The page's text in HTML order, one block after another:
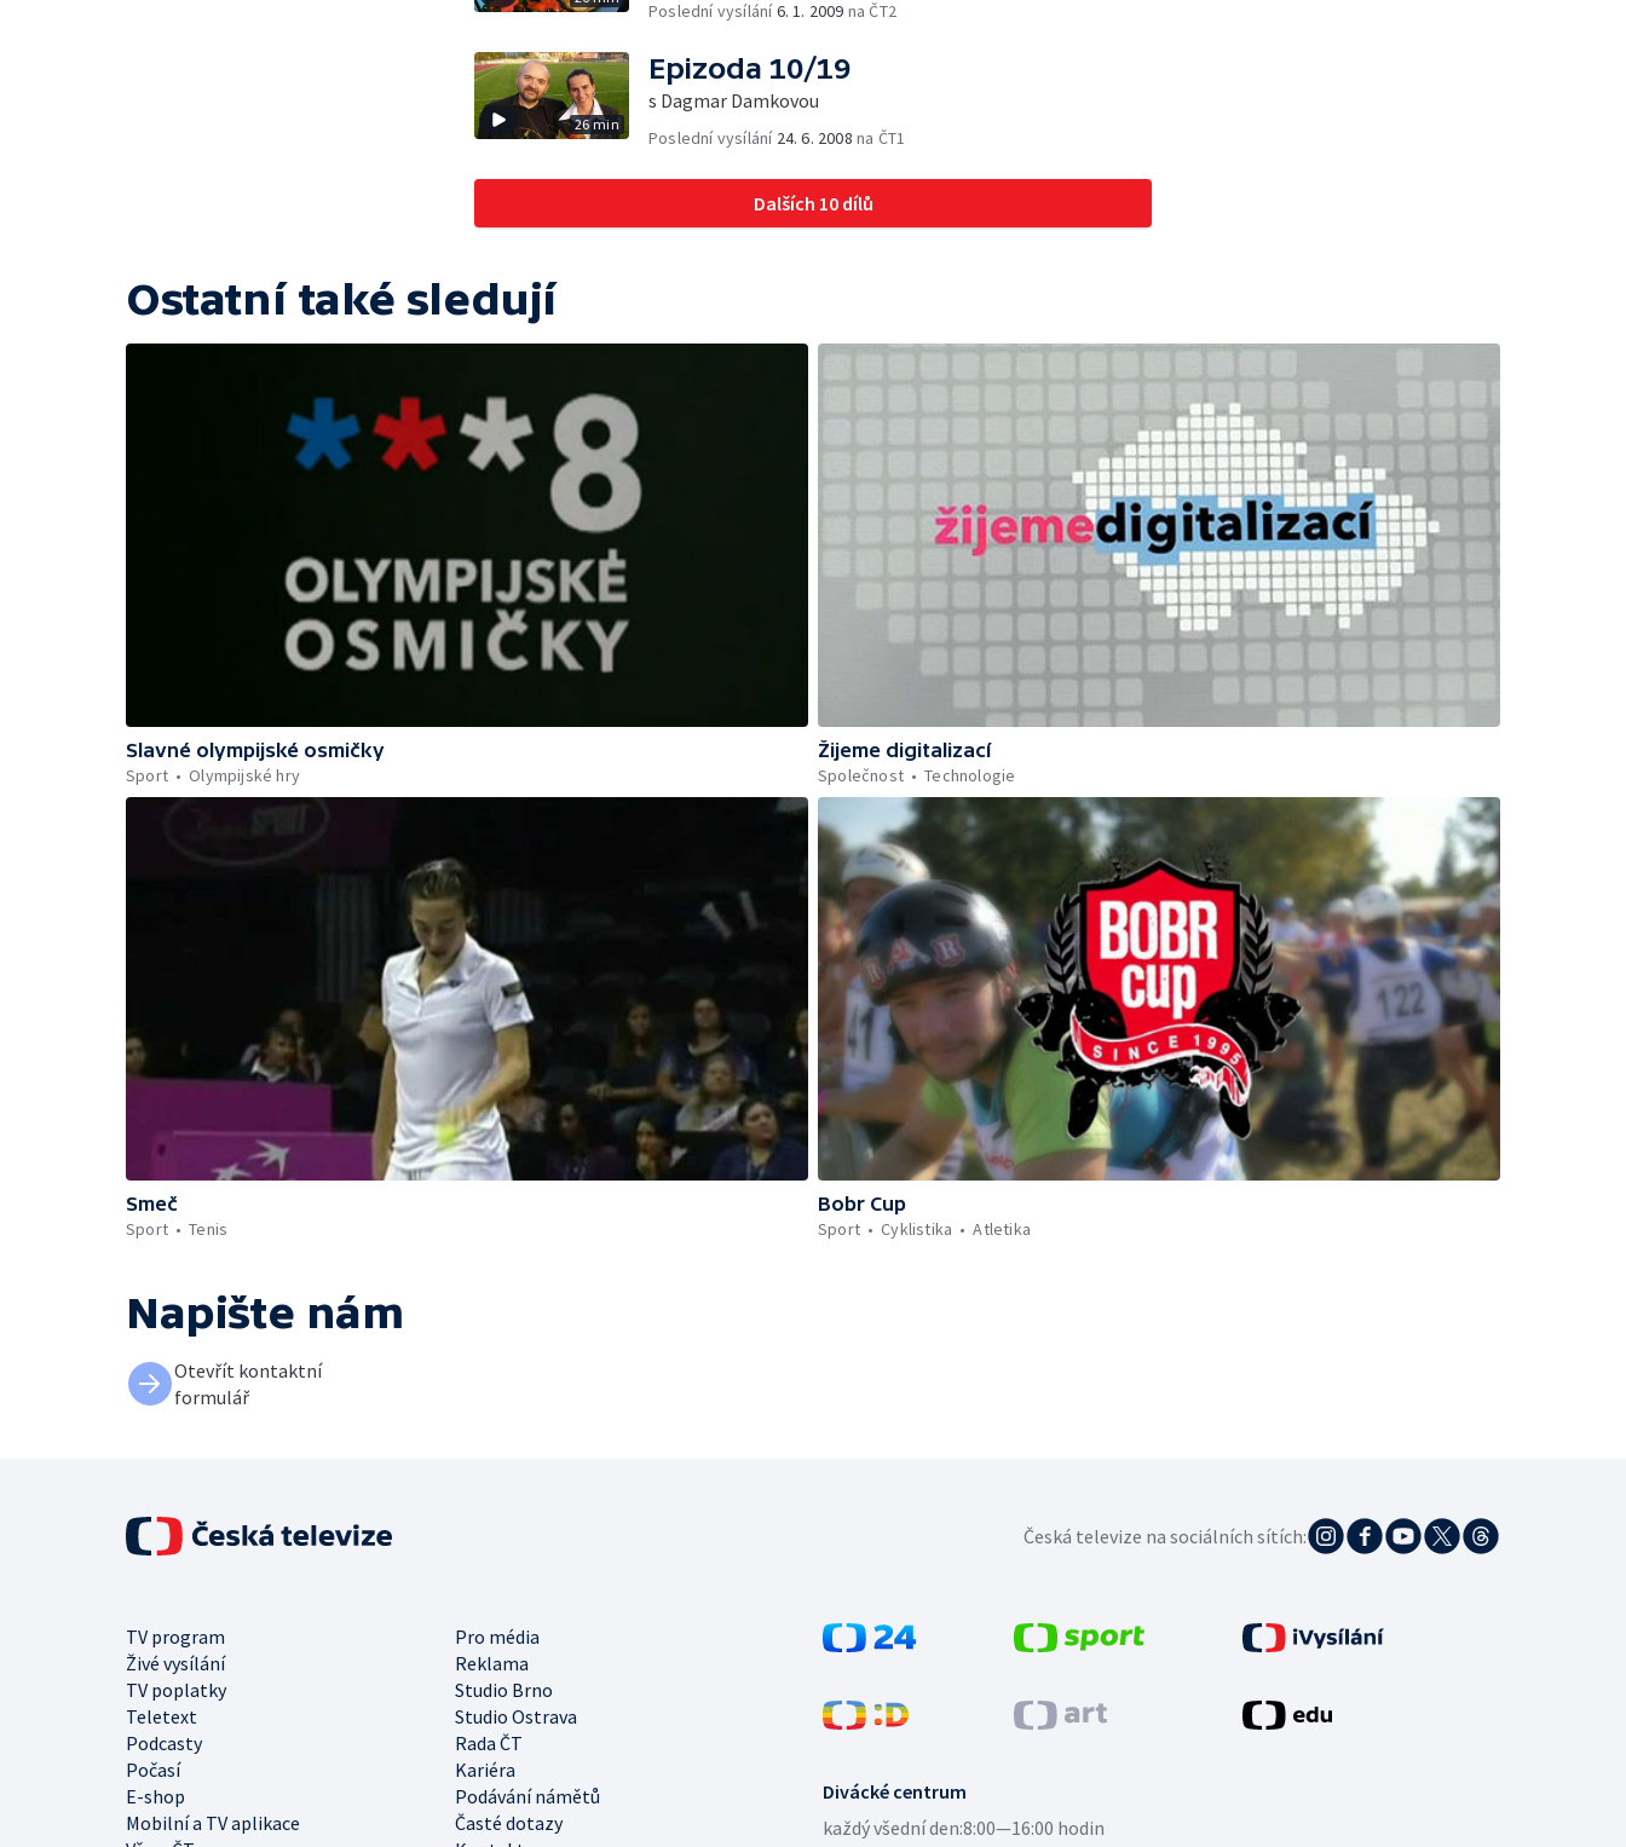
Poslední vysílání6. 1. 2009 na ČT2
26 min
Epizoda 10/19
s Dagmar Damkovou
Poslední vysílání 24. 6. 2008 na ČT1
Dalších 10 dílů
Ostatní také sledují
Slavné olympijské osmičky
Sport
Olympijské hry
Žijeme digitalizací
Společnost
Technologie
Smeč
Sport
Tenis
Bobr Cup
Sport
Cyklistika Atletika
Napište nám
Otevřít kontaktní
formulář
Divácké centrum
každý všední den:8:00—16:00 hodin
TV program
Pro média
Živé vysílání
Reklama
TV poplatky
Studio Brno
Teletext
Studio Ostrava
Podcasty
Rada ČT
Počasí
Kariéra
E-shop
Podávání námětů
Mobilní a TV aplikace
Časté dotazy
Česká televize na sociálních sítích: